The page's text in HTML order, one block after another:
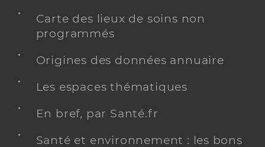
Carte des lieux de soins non
programmés
Origines des données annuaire
Les espaces thématiques
En bref, par Santé.fr
Santé et environnement : les bons